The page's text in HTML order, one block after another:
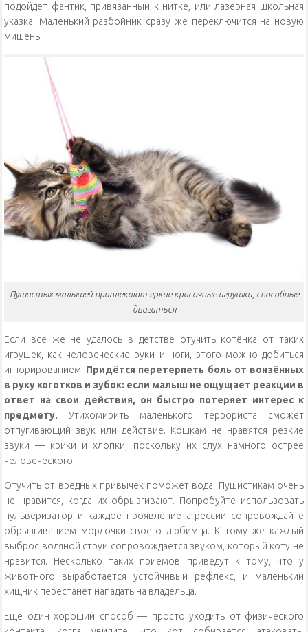
подойдёт фантик, привязанный к нитке, или лазерная школьная
указка. Маленький разбойник сразу же переключится на новую
мишень.
Пушистых малышей привлекают яркие красочные игрушки, способные
двигаться
Если всё же не удалось в детстве отучить котёнка от таких
игрушек, как человеческие руки и ноги, этого можно добиться
игнорированием. Придётся перетерпеть боль от вонзённых
в руку коготков и зубок: если малыш не ощущает реакции в
ответ на свои действия, он быстро потеряет интерес к
предмету. Утихомирить маленького террориста сможет
отпугивающий звук или действие. Кошкам не нравятся резкие
звуки — крики и хлопки, поскольку их слух намного острее
человеческого.
Отучить от вредных привычек поможет вода. Пушистикам очень
не нравится, когда их обрызгивают. Попробуйте использовать
пульверизатор и каждое проявление агрессии сопровождайте
обрызгиванием мордочки своего любимца. К тому же каждый
выброс водяной струи сопровождается звуком, который коту не
нравится. Несколько таких приёмов приведут к тому, что у
животного выработается устойчивый рефлекс, и маленький
хищник перестанет нападать на владельца.
Ещё один хороший способ — просто уходить от физического